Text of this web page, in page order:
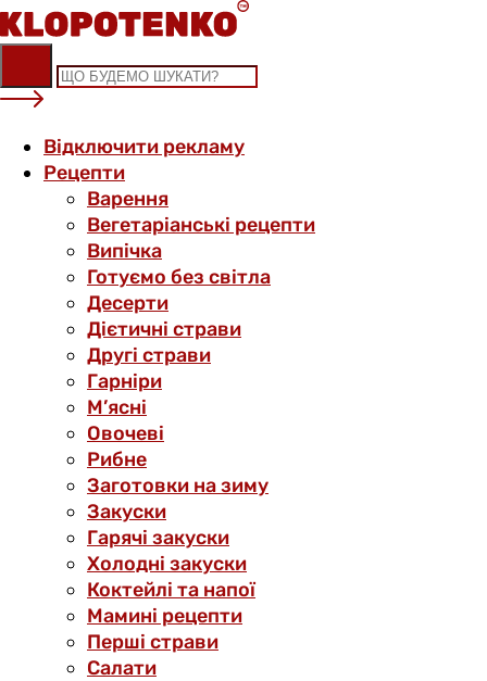
Skip
to
content
Відключити рекламу
Рецепти
Варення
Вегетаріанські рецепти
Випічка
Готуємо без світла
Десерти
Дієтичні страви
Другі страви
Гарніри
М’ясні
Овочеві
Рибне
Заготовки на зиму
Закуски
Гарячі закуски
Холодні закуски
Коктейлі та напої
Мамині рецепти
Перші страви
Салати